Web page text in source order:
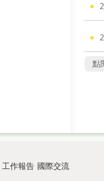
點
工作報告 國際交流